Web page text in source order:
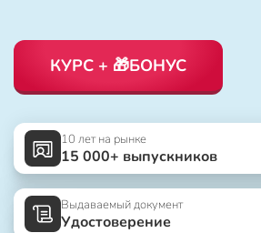
КУРС + 🎁БОНУС
10 лет на рынке
15 000+ выпускников
Выдаваемый документ
Удостоверение